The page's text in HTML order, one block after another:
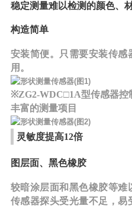
稳定测量难以检测的颜色、
构造简单
安装简便。只需要安装传
用。
※ZG2-WDC□1A型传感器控
丰富的测量项目
灵敏度提高12倍
图层面、黑色橡胶
较暗涂层面和黑色橡胶等
传感器探头受光量不足，易